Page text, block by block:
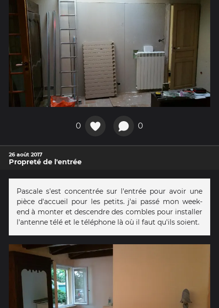
0 0
26 août 2017
Propreté de l'entrée
Pascale s'est concentrée sur l'entrée pour avoir une
pièce d'accueil pour les petits. j'ai passé mon week-
end à monter et descendre des combles pour installer
l'antenne télé et le téléphone là où il faut qu'ils soient.